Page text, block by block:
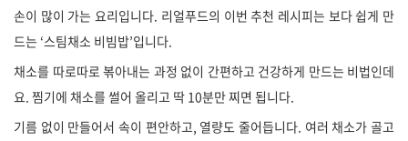
손이 많이 가는 요리입니다. 리얼푸드의 이번 추천 레시피는 보다 쉽게 만
드는 ‘스팀채소 비빔밥’입니다.
채소를 따로따로 볶아내는 과정 없이 간편하고 건강하게 만드는 비법인데
요. 찜기에 채소를 썰어 올리고 딱 10분만 찌면 됩니다.
기름 없이 만들어서 속이 편안하고, 열량도 줄어듭니다. 여러 채소가 골고